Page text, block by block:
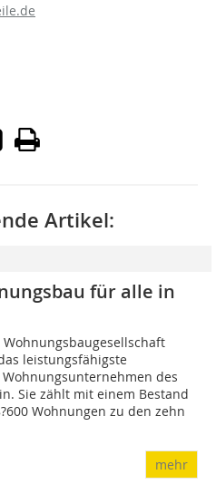
Artikel:
für alle in
leistungsfähigste
des
Sie zählt mit einem Bestand
Wohnungen zu den zehn
mehr